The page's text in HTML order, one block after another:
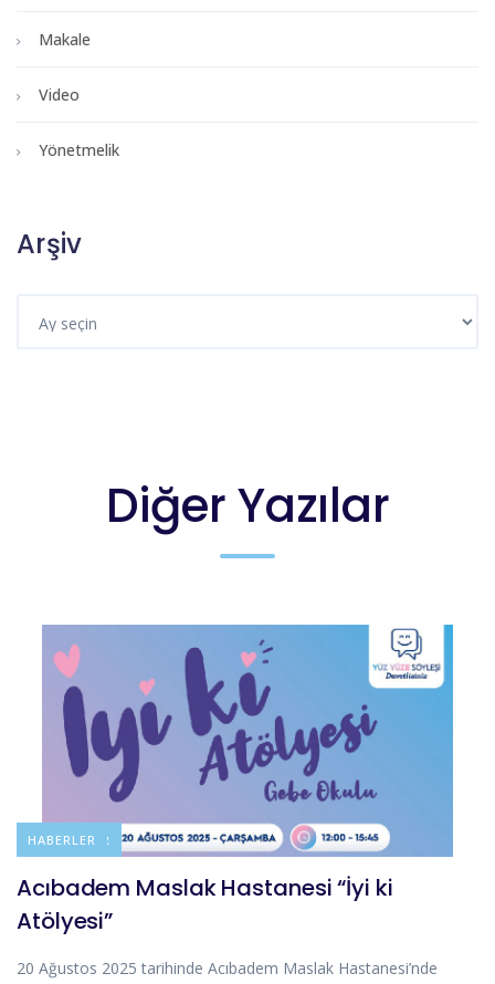
Makale
Video
Yönetmelik
Arşiv
Diğer Yazılar
DUYURULAR
HABERLER
Acıbadem Maslak Hastanesi “İyi ki
Atölyesi”
20 Ağustos 2025 tarihinde Acıbadem Maslak Hastanesi’nde